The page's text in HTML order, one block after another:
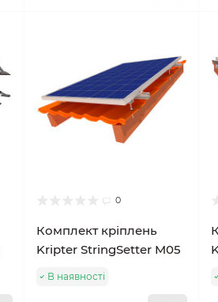
0
Комплект кріплень
Kripter StringSetter M05
В наявності